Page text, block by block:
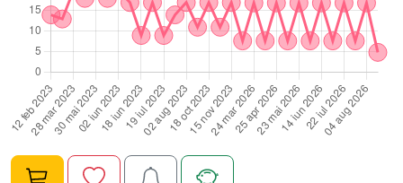
efectuata cu fermitate, siguranta fara sa ne tremure
mana)4. Dupa indepartarea surplusului de folie sigilam
manichiura cu un strat de gel finish